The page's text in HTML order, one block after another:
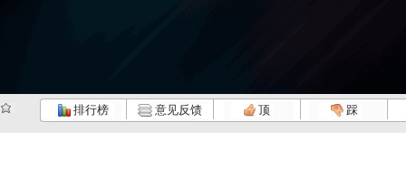
排行榜 意见反馈 顶 踩